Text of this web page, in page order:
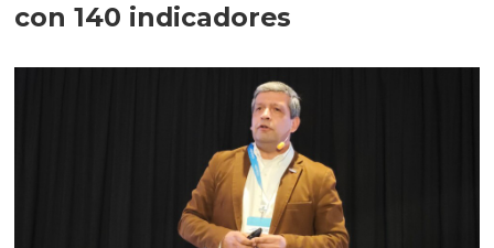
con 140 indicadores